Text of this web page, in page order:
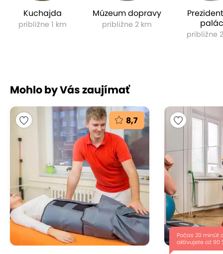
Kuchajda
približne 1 km
Múzeum dopravy
približne 2 km
palác
približne
Mohlo by Vás zaujímať
8,7
Počas 20 minút
aktivujete až 90